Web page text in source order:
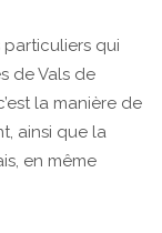
particuliers qui
de Vals de
la manière de
ainsi que la
en même